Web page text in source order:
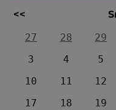
<<
27
28 29
3
4 5
10
11 12
17
18 19